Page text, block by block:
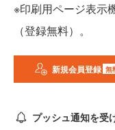
※印刷用ページ表示
（登録無料）。
新規会員登録 無
プッシュ通知を受